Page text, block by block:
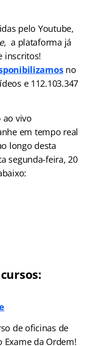
pelo Youtube,
, a plataforma já
inscritos!
no
e 112.103.347
ao vivo
em tempo real
longo desta
segunda-feira, 20
de oficinas de
Exame da Ordem!